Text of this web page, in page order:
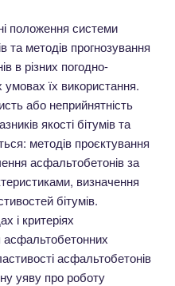
положення системи
та методів прогнозування
в різних погодно-
умовах їх використання.
або неприйнятність
якості бітумів та
методів проєктування
асфальтобетонів за
визначення
бітумів.
і критеріях
асфальтобетонних
асфальтобетонів
уяву про роботу